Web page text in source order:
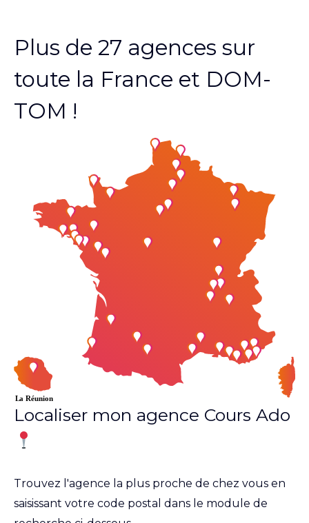
Plus de 27 agences sur
toute la France et DOM-
TOM !
Localiser mon agence Cours Ado
Trouvez l'agence la plus proche de chez vous en
saisissant votre code postal dans le module de